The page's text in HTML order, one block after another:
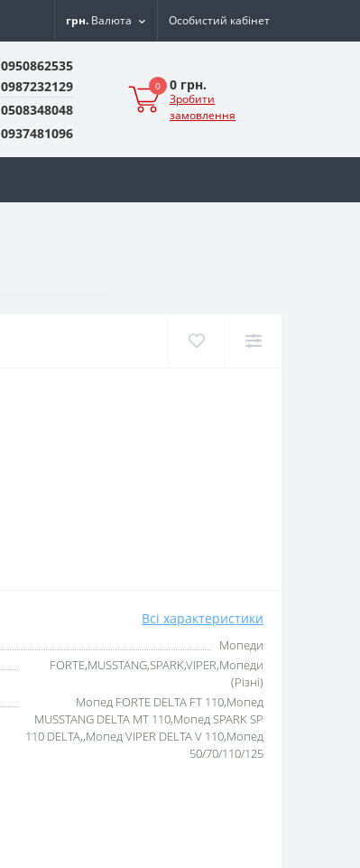
грн. Валюта Особистий кабінет
0950862535
0987232129
0508348048
0937481096
0 0 грн.
Зробити
замовлення
Всі характеристики
Мопеди
FORTE,MUSSTANG,SPARK,VIPER,Мопеди
(Різні)
Мопед FORTE DELTA FT 110,Мопед
MUSSTANG DELTA MT 110,Мопед SPARK SP
110 DELTA,,Мопед VIPER DELTA V 110,Мопед
50/70/110/125